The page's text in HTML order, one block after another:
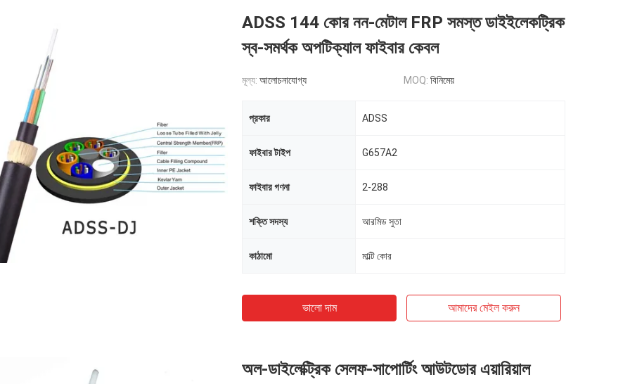
ADSS 144 কোর নন-মেটাল FRP সমস্ত ডাইইলেকট্রিক
স্ব-সমর্থক অপটিক্যাল ফাইবার কেবল
মূল্য: আলোচনাযোগ্য MOQ: বিনিমেয়
প্রকার ADSS
ফাইবার টাইপ G657A2
ফাইবার গণনা 2-288
শক্তি সদস্য আরমিড সুতা
কাঠামো মাল্টি কোর
ভালো দাম আমাদের মেইল ​​করুন
অল-ডাইলেক্ট্রিক সেলফ-সাপোর্টিং আউটডোর এয়ারিয়াল